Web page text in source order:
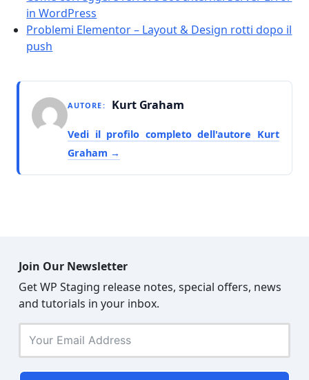
in WordPress
Problemi Elementor – Layout & Design rotti dopo il
push
AUTORE: Kurt Graham
Vedi il profilo completo dell'autore Kurt
Graham
Join Our Newsletter
Get WP Staging release notes, special offers, news
and tutorials in your inbox.